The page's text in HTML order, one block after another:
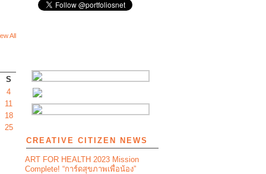
All
S
4
11
18
25
CREATIVE CITIZEN NEWS
ART FOR HEALTH 2023 Mission
Complete! “การ์ดสุขภาพเพื่อน้อง”